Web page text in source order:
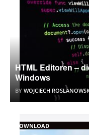
HTML Editoren –
Windows
BY WOJCIECH
DOWNLOAD